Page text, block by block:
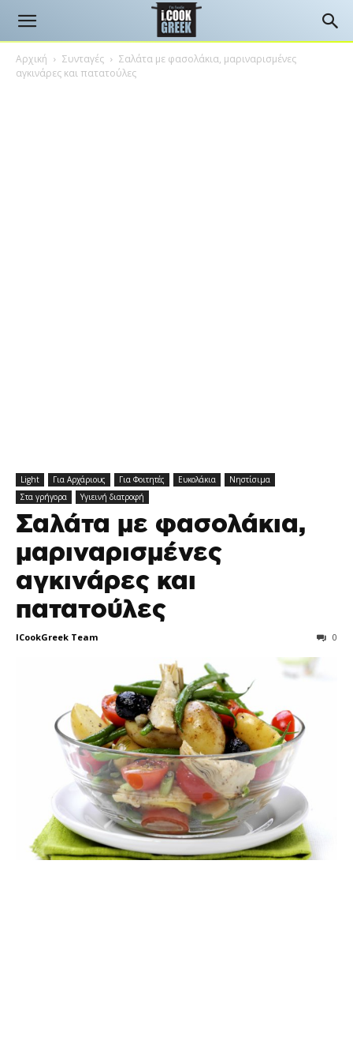
Αρχική Συνταγές
Σαλάτα με φασολάκια, μαριναρισμένες
αγκινάρες και πατατούλες
Light Για Αρχάριους Για Φοιτητές Ευκολάκια
Νηστίσιμα
Στα γρήγορα
Υγιεινή διατροφή
Σαλάτα με φασολάκια,
μαριναρισμένες
αγκινάρες και
πατατούλες
ICookGreek Team 0